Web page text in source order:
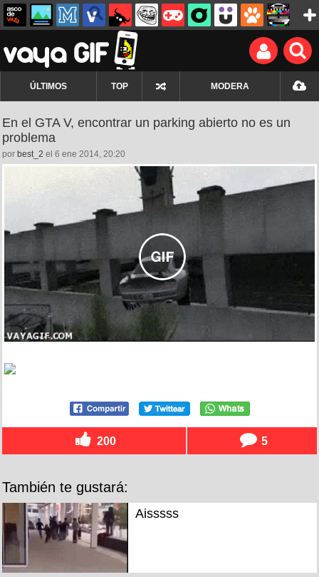
ÚLTIMOS TOP MODERA
En el GTA V, encontrar un parking abierto no es un
problema
por best_2 el 6 ene 2014, 20:20
200 5
También te gustará:
Aisssss